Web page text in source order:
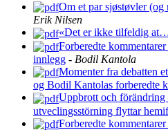
Om et par sjøstøvler (og
Erik Nilsen
«Det er ikke tilfeldig
Forberedte
innlegg - Bodil Kantola
Momenter fra debatten
og Bodil Kantolas forberedte
Uppbrott och förändring
utveclingsstörning flyttar
Forberedte